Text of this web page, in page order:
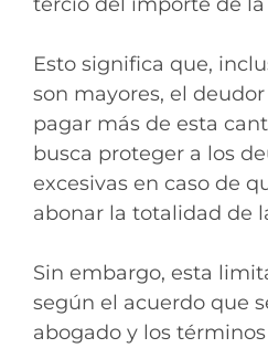
Esto significa que,
son mayores, el
pagar más de esta
busca proteger a los
excesivas en caso de
abonar la totalidad de
Sin embargo, esta
según el acuerdo que
abogado y los